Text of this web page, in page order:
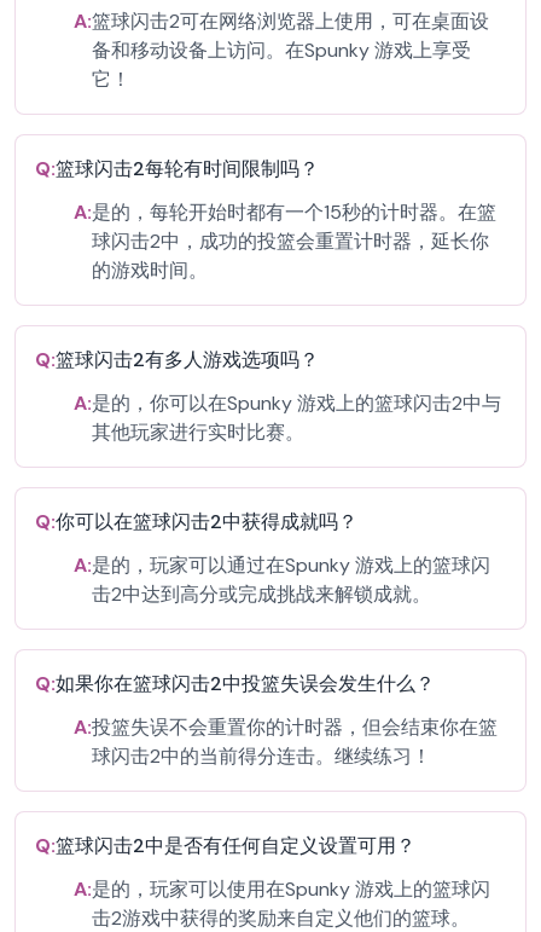
A:篮球闪击2可在网络浏览器上使用，可在桌面设
备和移动设备上访问。在Spunky 游戏上享受
它！
Q:篮球闪击2每轮有时间限制吗？
A:是的，每轮开始时都有一个15秒的计时器。在篮
球闪击2中，成功的投篮会重置计时器，延长你
的游戏时间。
Q:篮球闪击2有多人游戏选项吗？
A:是的，你可以在Spunky 游戏上的篮球闪击2中与
其他玩家进行实时比赛。
Q:你可以在篮球闪击2中获得成就吗？
A:是的，玩家可以通过在Spunky 游戏上的篮球闪
击2中达到高分或完成挑战来解锁成就。
Q:如果你在篮球闪击2中投篮失误会发生什么？
A:投篮失误不会重置你的计时器，但会结束你在篮
球闪击2中的当前得分连击。继续练习！
Q:篮球闪击2中是否有任何自定义设置可用？
A:是的，玩家可以使用在Spunky 游戏上的篮球闪
击2游戏中获得的奖励来自定义他们的篮球。